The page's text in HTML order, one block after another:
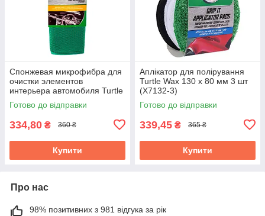
Спонжевая микрофибра для
очистки элементов
интерьера автомобиля Turtle
Wax 28 х 32 см (X5533)
Готово до відправки
334,80 ₴ 360 ₴
Купити
Аплікатор для полірування
Turtle Wax 130 x 80 мм 3 шт
(X7132-3)
Готово до відправки
339,45 ₴ 365 ₴
Купити
Про нас
98% позитивних з 981 відгука за рік